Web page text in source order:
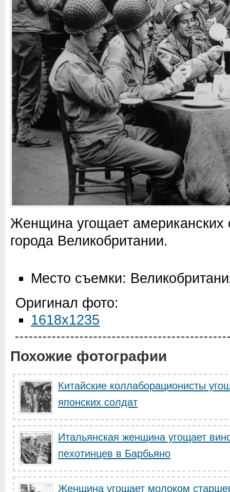
Женщина угощает американских
города Великобритании.
Место съемки:
Оригинал фото:
1618x1235
Похожие фотографии
Китайские коллаборационисты
японских солдат
Итальянская женщина угощает
пехотинцев в Барбьяно
Женщина угощает молоком